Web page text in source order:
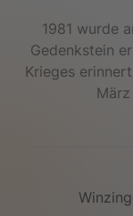
1981 wurde
Gedenkstein
Krieges